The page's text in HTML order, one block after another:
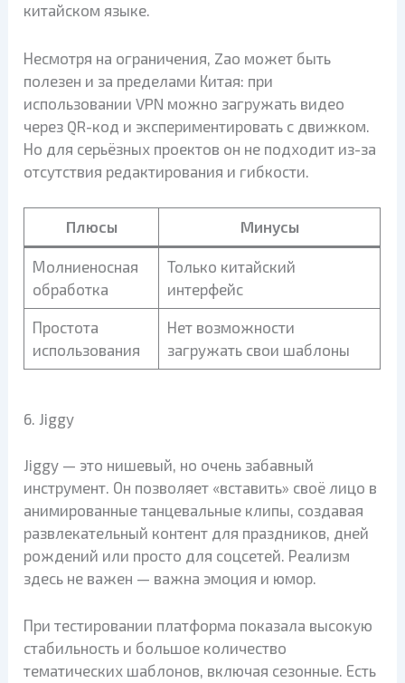
китайском языке.
Несмотря на ограничения, Zao может быть
полезен и за пределами Китая: при
использовании VPN можно загружать видео
через QR-код и экспериментировать с движком.
Но для серьёзных проектов он не подходит из-за
отсутствия редактирования и гибкости.
Плюсы Минусы
Молниеносная
обработка
Только китайский
интерфейс
Простота
использования
Нет возможности
загружать свои шаблоны
6. Jiggy
Jiggy — это нишевый, но очень забавный
инструмент. Он позволяет «вставить» своё лицо в
анимированные танцевальные клипы, создавая
развлекательный контент для праздников, дней
рождений или просто для соцсетей. Реализм
здесь не важен — важна эмоция и юмор.
При тестировании платформа показала высокую
стабильность и большое количество
тематических шаблонов, включая сезонные. Есть